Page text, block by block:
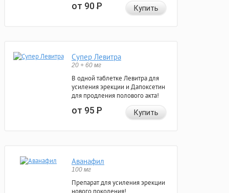
от 90Р Купить
Супер Левитра
20 + 60 мг
В одной таблетке Левитра для
усиления эрекции и Дапоксетин
для продления полового акта!
от 95Р Купить
Аванафил
100 мг
Препарат для усиления эрекции